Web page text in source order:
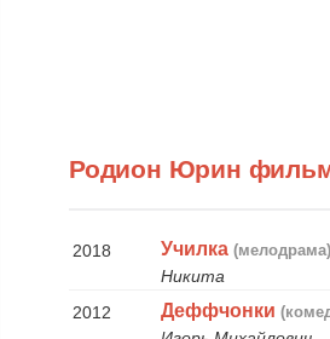
Родион Юрин
2018 Училка (мелодрама)
Никита
2012
Деффчонки